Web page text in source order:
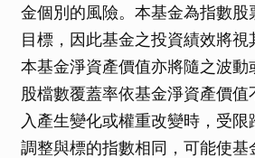
金個別的風險。本基金為指數
目標，因此基金之投資績效將
本基金淨資產價值亦將隨之波
股檔數覆蓋率依基金淨資產價
入產生變化或權重改變時，受
調整與標的指數相同，可能使